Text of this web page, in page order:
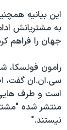
این بیانیه
به مشتریانش
جهان را فراهم
رامون
سی.ان.ان گفت،
است و طرف
منتشر شده
نیستند."